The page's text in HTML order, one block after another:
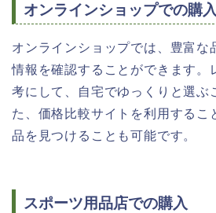
オンラインショップでの購入
オンラインショップでは、豊富な
情報を確認することができます。
考にして、自宅でゆっくりと選ぶ
た、価格比較サイトを利用するこ
品を見つけることも可能です。
スポーツ用品店での購入